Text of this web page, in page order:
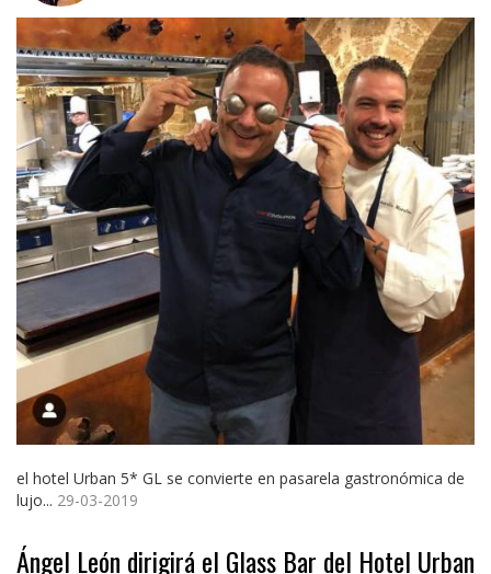
el hotel Urban 5* GL se convierte en pasarela gastronómica de
lujo... 29-03-2019
Ángel León dirigirá el Glass Bar del Hotel Urban